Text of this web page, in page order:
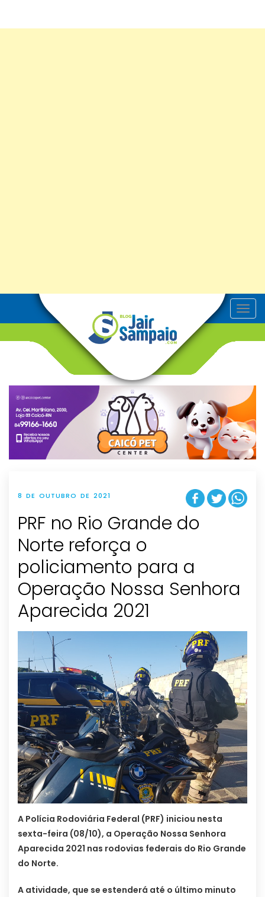
T
o
v
g
t
i
o
n
8 DE OUTUBRO DE 2021
PRF no Rio Grande do
Norte reforça o
policiamento para a
Operação Nossa Senhora
Aparecida 2021
A Polícia Rodoviária Federal (PRF) iniciou nesta
sexta-feira (08/10), a Operação Nossa Senhora
Aparecida 2021 nas rodovias federais do Rio Grande
do Norte.
A atividade, que se estenderá até o último minuto